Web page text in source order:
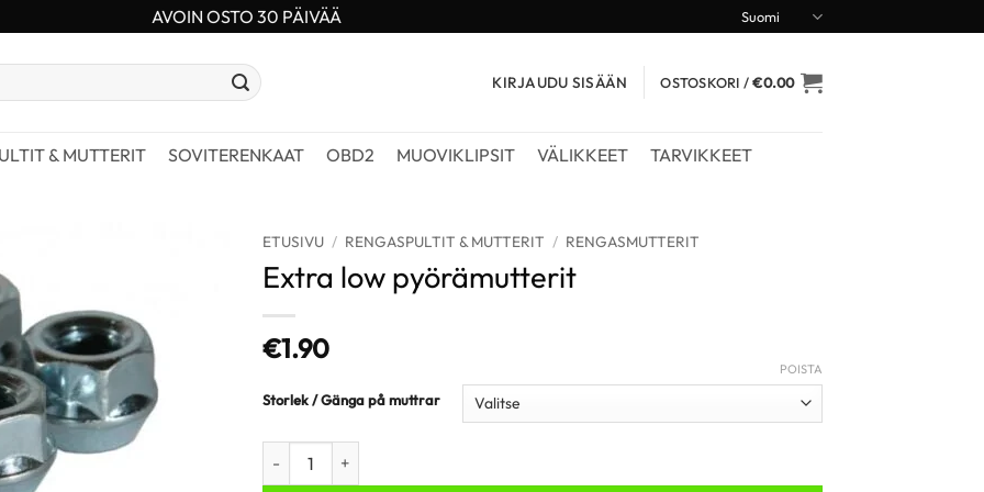
AVOIN OSTO 30 PÄIVÄÄ Suomi
KIRJAUDU SISÄÄN OSTOSKORI /€0.00
& MUTTERIT SOVITERENKAAT OBD2 MUOVIKLIPSIT VÄLIKKEET TARVIKKEET
ETUSIVU / RENGASPULTIT & MUTTERIT / RENGASMUTTERIT
Extra low pyörämutterit
€1.90
Storlek / Gänga på muttrar
POISTA
Extra low pyörämutterit määrä